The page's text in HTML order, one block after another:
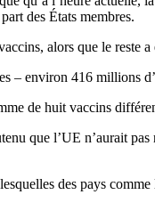
des États membres.
alors que le reste
– environ 416 millions
de huit vaccins
que l’UE n’aurait
des pays